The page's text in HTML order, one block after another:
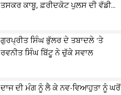
ਤਸਕਰ ਕਾਬੂ, ਫ਼ਰੀਦਕੋਟ ਪੁਲਸ ਦੀ ਵੱਡੀ...
ਗੁਰਪ੍ਰੀਤ ਸਿੰਘ ਭੁੱਲਰ ਦੇ ਤਬਾਦਲੇ 'ਤੇ
ਰਵਨੀਤ ਸਿੰਘ ਬਿੱਟੂ ਨੇ ਚੁੱਕੇ ਸਵਾਲ
ਦਾਜ ਦੀ ਮੰਗ ਨੂੰ ਲੈ ਕੇ ਨਵ-ਵਿਆਹੁਤਾ ਨੂੰ ਘਰੋਂ